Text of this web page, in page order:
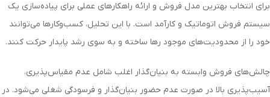
برای انتخاب بهترین مدل فروش و ارائه راهکارهای عملی برای پیاده‌سازی یک
سیستم فروش اتوماتیک و کارآمد است. با این تحلیل، کسب‌وکارها می‌توانند
خود را از محدودیت‌های موجود رها ساخته و به سوی رشد پایدار حرکت کنند.
چالش‌های فروش وابسته به بنیان‌گذار اغلب شامل عدم مقیاس‌پذیری،
آسیب‌پذیری بالا در صورت عدم حضور بنیان‌گذار و فرسودگی شغلی می‌شود. در